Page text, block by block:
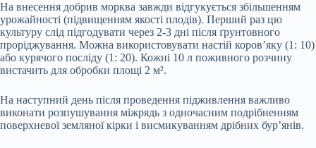
На внесення добрив морква завжди відгукується збільшенням
урожайності (підвищенням якості плодів). Перший раз цю
культуру слід підгодувати через 2-3 дні після ґрунтовного
проріджування. Можна використовувати настій коров’яку (1: 10)
або курячого посліду (1: 20). Кожні 10 л поживного розчину
вистачить для обробки площі 2 м².
На наступний день після проведення підживлення важливо
виконати розпушування міжрядь з одночасним подрібненням
поверхневої земляної кірки і висмикуванням дрібних бур’янів.